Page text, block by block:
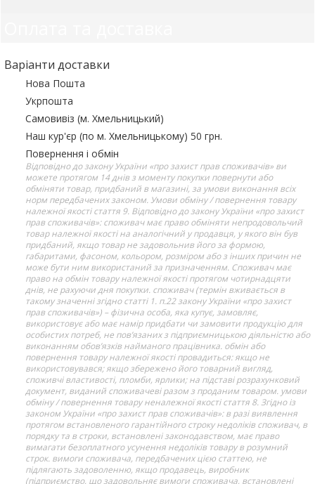
Варіанти доставки
Нова Пошта
Укрпошта
Самовивіз (м. Хмельницький)
Наш кур'єр (по м. Хмельницькому) 50 грн.
Повернення і обмін
Відповідно до закону України «про захист прав споживачів» ви
можете протягом 14 днів з моменту покупки повернути або
обміняти товар, придбаний в магазині, за умови виконання всіх
норм передбачених законом. Умови обміну / повернення товару
належної якості стаття 9. Відповідно до закону України «про захист
прав споживачів»: споживач має право обміняти непродовольчий
товар належної якості на аналогічний у продавця, у якого він був
придбаний, якщо товар не задовольнив його за формою,
габаритами, фасоном, кольором, розміром або з інших причин не
може бути ним використаний за призначенням. Споживач має
право на обмін товару належної якості протягом чотирнадцяти
днів, не рахуючи дня покупки. споживач (термін вживається в
такому значенні згідно статті 1. п.22 закону України «про захист
прав споживачів») – фізична особа, яка купує, замовляє,
використовує або має намір придбати чи замовити продукцію для
особистих потреб, не пов’язаних з підприємницькою діяльністю або
виконанням обов’язків найманого працівника. обмін або
повернення товару належної якості провадиться: якщо не
використовувався; якщо збережено його товарний вигляд,
споживчі властивості, пломби, ярлики; на підставі розрахунковий
документ, виданий споживачеві разом з проданим товаром. умови
обміну / повернення товару неналежної якості стаття 8. Згідно із
законом України «про захист прав споживачів»: в разі виявлення
протягом встановленого гарантійного строку недоліків споживач, в
порядку та в строки, встановлені законодавством, має право
вимагати безоплатного усунення недоліків товару в розумний
строк. вимоги споживача, передбачених цією статтею, не
підлягають задоволенню, якщо продавець, виробник
(підприємство, що задовольняє вимоги споживача, встановлені